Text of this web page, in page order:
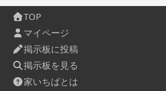
TOP
マイページ
掲示板に投稿
掲示板を見る
家いちばとは